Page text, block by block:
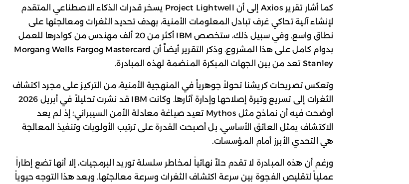
كما أشار تقرير Axios إلى أن Project Lightwell يسخر قدرات الذكاء الاصطناعي المتقدم
لإنشاء آلية تحاكي غرف تبادل المعلومات الأمنية، بهدف تحديد الثغرات ومعالجتها على
نطاق واسع. وفي سبيل ذلك، ستخصص IBM أكثر من 20 ألف مهندس من كوادرها للعمل
بدوام كامل على هذا المشروع. وذكر التقرير أيضاً أن Mastercard وWells Fargo وMorgan
Stanley تعد من بين الجهات المبكرة المنضمة لهذه المبادرة.
وتعكس تصريحات كريشنا تحولاً جوهرياً في المنهجية الأمنية، من التركيز على مجرد اكتشاف
الثغرات إلى تسريع وتيرة إصلاحها وإدارة آثارها. وكانت IBM قد نشرت تحليلاً في أبريل 2026
أوضحت فيه أن نماذج مثل Mythos تعيد صياغة معادلة الأمن السيبراني؛ إذ لم يعد
الاكتشاف يمثل العائق الأساسي، بل أصبحت القدرة على ترتيب الأولويات وتنفيذ المعالجة
هي التحدي الأبرز أمام المؤسسات.
ورغم أن هذه المبادرة لا تقدم حلاً نهائياً لمخاطر سلسلة توريد البرمجيات، إلا أنها تضع إطاراً
عملياً لتقليص الفجوة بين سرعة اكتشاف الثغرات وسرعة معالجتها. ويعد هذا التوجه حيوياً